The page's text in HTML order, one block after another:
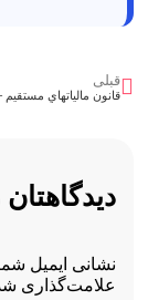
قبلی
قانون مالياتهاي مستقيم –
نشانی ایمیل
علامت‌گذاری